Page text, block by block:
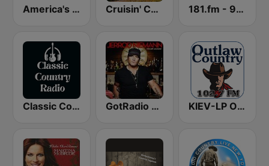
America's Country Cruisin' Country Radio 181.fm - 90's Country
Classic Country Radio GotRadio - Today's Country KIEV-LP Outlaw Country Radio